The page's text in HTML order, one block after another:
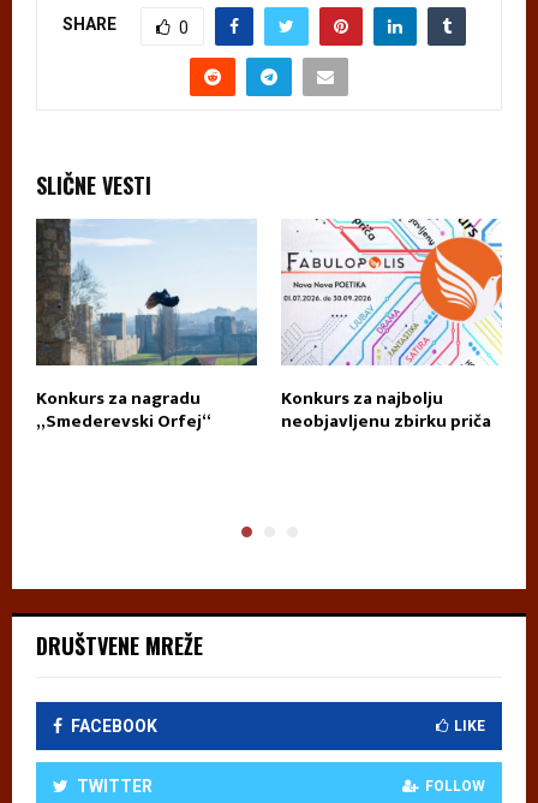
SHARE 0
SLIČNE VESTI
Konkurs za nagradu
„Smederevski Orfej“
Konkurs za najbolju
neobjavljenu zbirku priča
DRUŠTVENE MREŽE
FACEBOOK LIKE
TWITTER FOLLOW